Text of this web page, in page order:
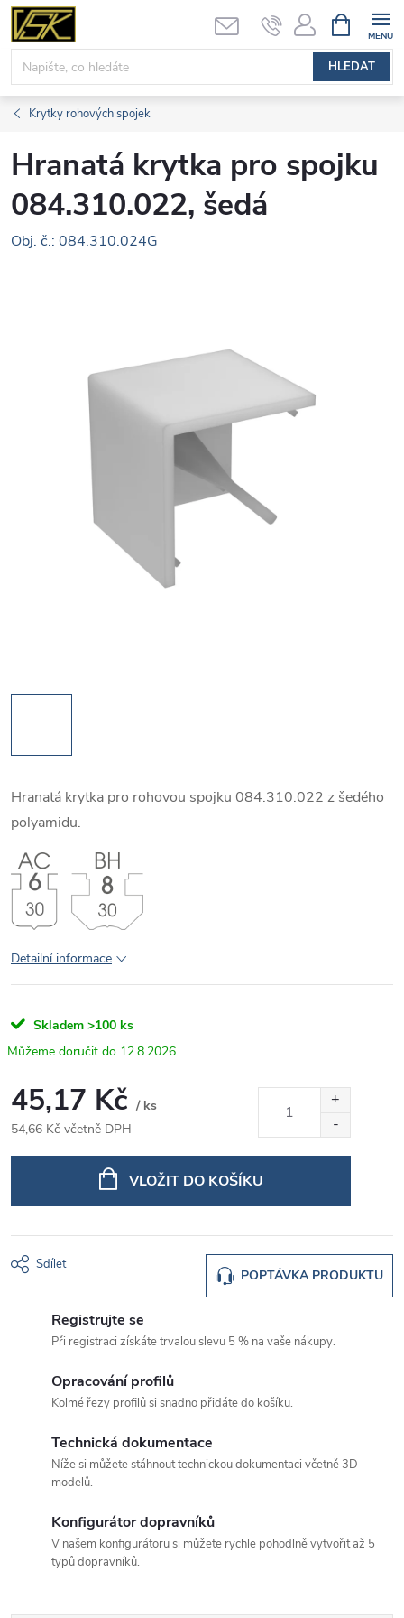
Přejít
obsah
HLEDAT
NÁKUPNÍ
KOŠÍK
Krytky rohových spojek
Hranatá krytka pro spojku
084.310.022, šedá
Obj. č.: 084.310.024G
Hranatá krytka pro rohovou spojku 084.310.022 z šedého
polyamidu.
Detailní informace
Skladem >100 ks
12.8.2026
45,17 Kč / ks
54,66 Kč včetně DPH
VLOŽIT DO KOŠÍKU
POPTÁVKA PRODUKTU
Sdílet
Registrujte se
Při registraci získáte trvalou slevu 5 % na vaše nákupy.
Opracování profilů
Kolmé řezy profilů si snadno přidáte do košíku.
Technická dokumentace
Níže si můžete stáhnout technickou dokumentaci včetně 3D
modelů.
Konfigurátor dopravníků
V našem konfigurátoru si můžete rychle pohodlně vytvořit až 5
typů dopravníků.